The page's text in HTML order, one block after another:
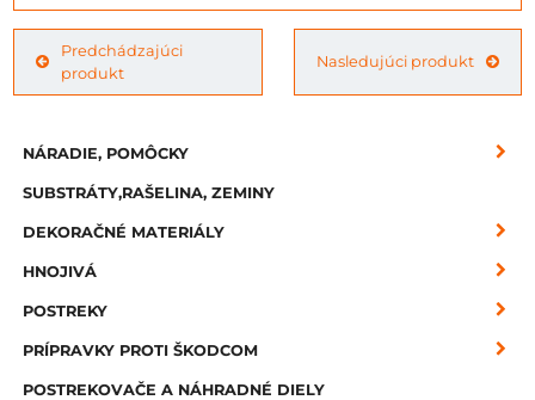
Predchádzajúci
produkt
Nasledujúci produkt
NÁRADIE, POMÔCKY
SUBSTRÁTY,RAŠELINA, ZEMINY
DEKORAČNÉ MATERIÁLY
HNOJIVÁ
POSTREKY
PRÍPRAVKY PROTI ŠKODCOM
POSTREKOVAČE A NÁHRADNÉ DIELY